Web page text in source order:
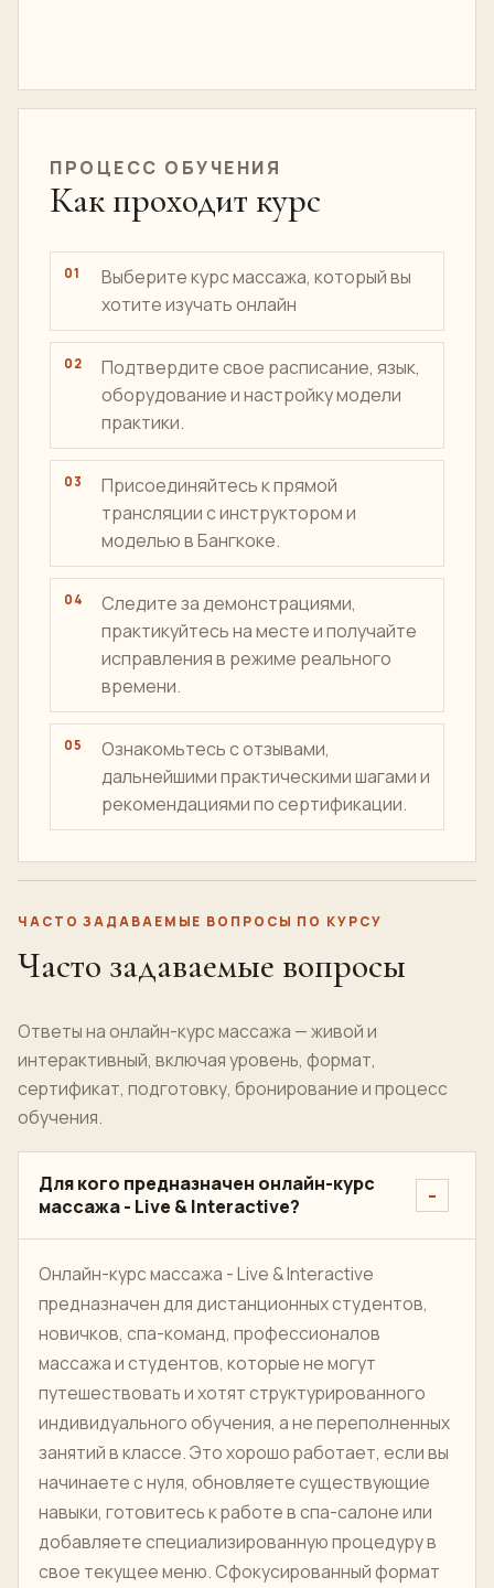
ПРОЦЕСС ОБУЧЕНИЯ
Как проходит курс
Выберите курс массажа, который вы
хотите изучать онлайн
Подтвердите свое расписание, язык,
оборудование и настройку модели
практики.
Присоединяйтесь к прямой
трансляции с инструктором и
моделью в Бангкоке.
Следите за демонстрациями,
практикуйтесь на месте и получайте
исправления в режиме реального
времени.
Ознакомьтесь с отзывами,
дальнейшими практическими шагами и
рекомендациями по сертификации.
ЧАСТО ЗАДАВАЕМЫЕ ВОПРОСЫ ПО КУРСУ
Часто задаваемые вопросы
Ответы на онлайн-курс массажа — живой и
интерактивный, включая уровень, формат,
сертификат, подготовку, бронирование и процесс
обучения.
Для кого предназначен онлайн-курс
массажа - Live & Interactive?
Онлайн-курс массажа - Live & Interactive
предназначен для дистанционных студентов,
новичков, спа-команд, профессионалов
массажа и студентов, которые не могут
путешествовать и хотят структурированного
индивидуального обучения, а не переполненных
занятий в классе. Это хорошо работает, если вы
начинаете с нуля, обновляете существующие
навыки, готовитесь к работе в спа-салоне или
добавляете специализированную процедуру в
свое текущее меню. Сфокусированный формат